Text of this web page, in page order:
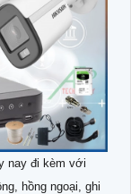
nay đi kèm với
hồng ngoại, ghi